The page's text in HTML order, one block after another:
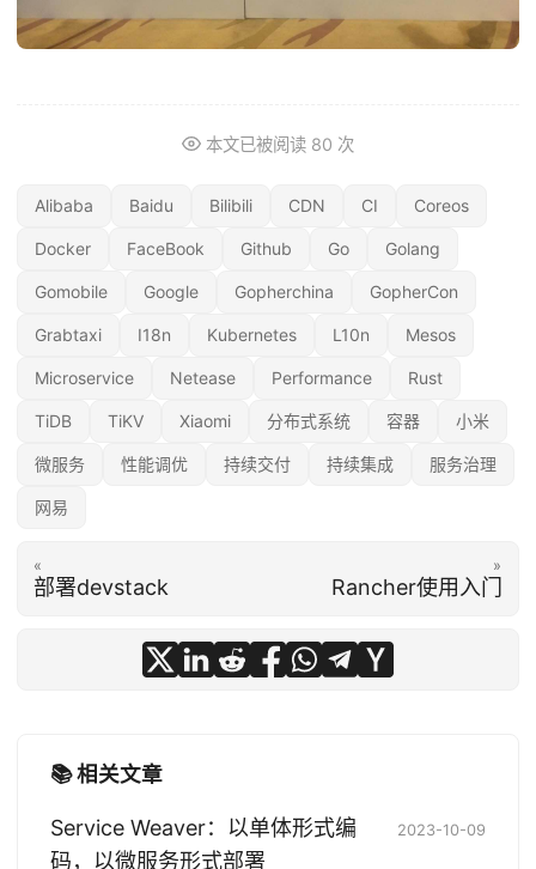
本文已被阅读 80 次
Alibaba Baidu Bilibili CDN CI Coreos
Docker FaceBook Github Go Golang
Gomobile Google Gopherchina GopherCon
Grabtaxi I18n Kubernetes L10n Mesos
Microservice Netease Performance Rust
TiDB TiKV Xiaomi 分布式系统 容器 小米
微服务 性能调优 持续交付 持续集成 服务治理
网易
«
部署devstack
»
Rancher使用入门
📚 相关文章
Service Weaver：以单体形式编
码，以微服务形式部署
2023-10-09